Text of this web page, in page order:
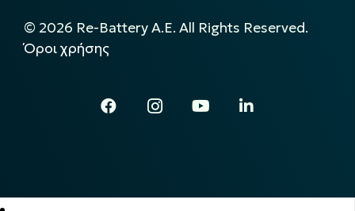
© 2026 Re-Battery A.E. All Rights Reserved.
Όροι χρήσης